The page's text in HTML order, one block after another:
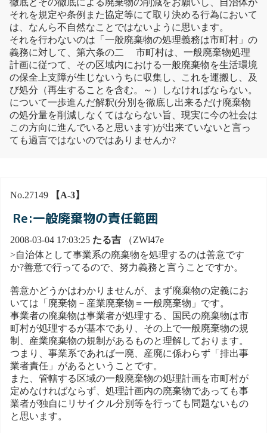
それを規定や条例また協定等にて取り決める行為において
は、なんら不自然なことではないように思います。
それを行わないのは「一般廃棄物の処理義務は市町村」の
義務に対して、第六条の二 市町村は、一般廃棄物処理
計画に従つて、その区域内における一般廃棄物を生活環境
の保全上支障が生じないうちに収集し、これを運搬し、及
び処分（再生することを含む。～）しなければならない。
について一歩進んだ解釈(分別を徹底し出来るだけ廃棄物
の処分量を削減しなくてはならない旨、現実に今の社会は
この方向に進んでいると思います)が出来ていないと言っ
ても過言ではないのではありませんか?
No.27149 【A-3】
Re:一般廃棄物の責任範囲
2008-03-04 17:03:25 たる吉 （ZWl47e
>自治体として事業系の廃棄物を処理するのは善意です
か?善意で行ってるので、努力義務と言うことですか。
善意かどうかはわかりませんが、まず廃棄物の定義にお
いては「廃棄物－産業廃棄物＝一般廃棄物」です。
事業者の廃棄物は事業者が処理する、国民の廃棄物は市
町村が処理するが基本であり、その上で一般廃棄物の規
制、産業廃棄物の規制があるものと理解しております。
つまり、事業系であれば一廃、産廃に係わらず「排出事
業者責任」があるということです。
また、管轄する区域の一般廃棄物の処理計画を市町村が
定めなければならず、処理計画内の廃棄物であっても事
業者が独自にリサイクル分別等を行っても問題ないもの
と思います。